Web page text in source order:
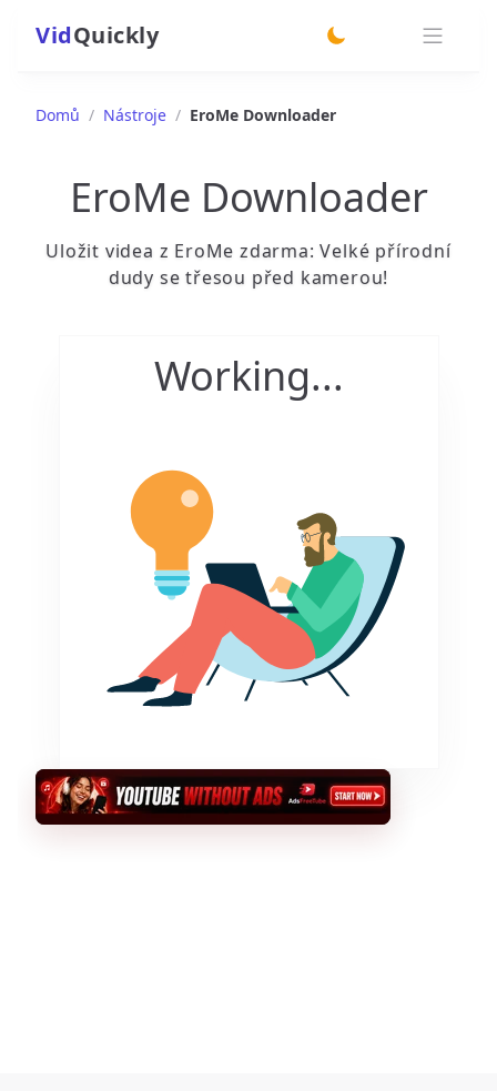
VidQuickly
Domů / Nástroje / EroMe Downloader
EroMe Downloader
Uložit videa z EroMe zdarma: Velké přírodní
dudy se třesou před kamerou!
Working...